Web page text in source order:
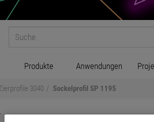
Produkte Anwendungen
3040 Sockelprofil SP 1195